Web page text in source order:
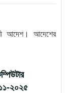
আদেশ। আদেশের
২০২৫